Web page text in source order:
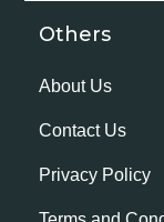
Others
About Us
Contact Us
Privacy Policy